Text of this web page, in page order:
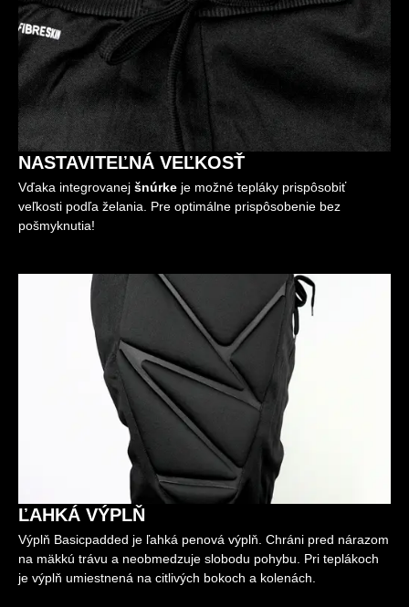
NASTAVITEĽNÁ VEĽKOSŤ
Vďaka integrovanej šnúrke je možné tepláky prispôsobiť
veľkosti podľa želania. Pre optimálne prispôsobenie bez
pošmyknutia!
ĽAHKÁ VÝPLŇ
Výplň Basicpadded je ľahká penová výplň. Chráni pred nárazom
na mäkkú trávu a neobmedzuje slobodu pohybu. Pri teplákoch
je výplň umiestnená na citlivých bokoch a kolenách.